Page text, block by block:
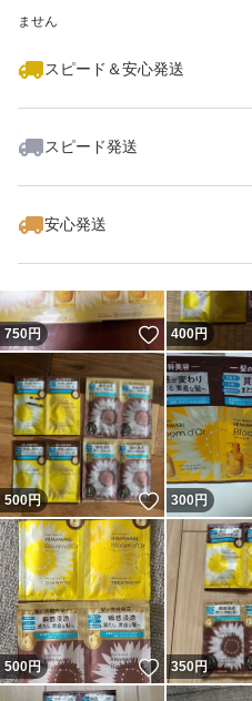
ません
スピード＆安心発送
スピード発送
安心発送
750円 いいね！
400円
500円 いいね！
300円
500円 いいね！
350円